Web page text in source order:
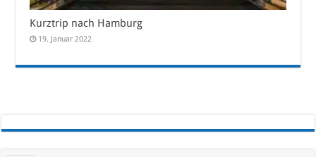
Kurztrip nach Hamburg
19. Januar 2022